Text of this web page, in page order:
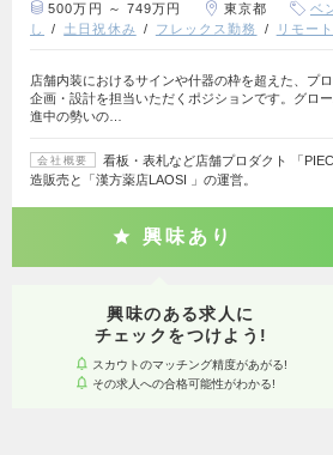
500万円 ～ 749万円 東京都 ベ
し
土日祝休み フレックス勤務 リモー
店舗内装におけるサインや什器の枠を超えた、プ
企画・設計を担当いただくポジションです。グロ
進中の勢いの…
会社概要
看板・表札など店舗プロダクト 「
造販売と「漢方薬店LAOSI 」の運営。
興味あり
興味のある求人に
チェックをつけよう!
スカウトのマッチング精度があがる!
その求人への合格可能性がわかる!